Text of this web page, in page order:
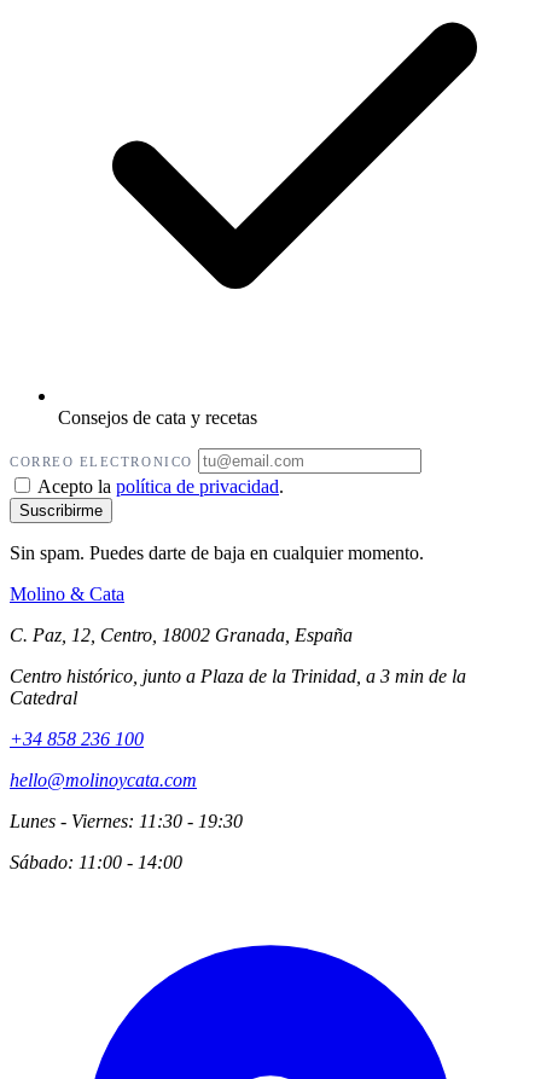
Consejos de cata y recetas
CORREO ELECTRONICO
Acepto la política de privacidad.
Sin spam. Puedes darte de baja en cualquier momento.
Molino & Cata
C. Paz, 12, Centro, 18002 Granada, España
Centro histórico, junto a Plaza de la Trinidad, a 3 min de la
Catedral
+34 858 236 100
hello@molinoycata.com
Lunes - Viernes: 11:30 - 19:30
Sábado: 11:00 - 14:00